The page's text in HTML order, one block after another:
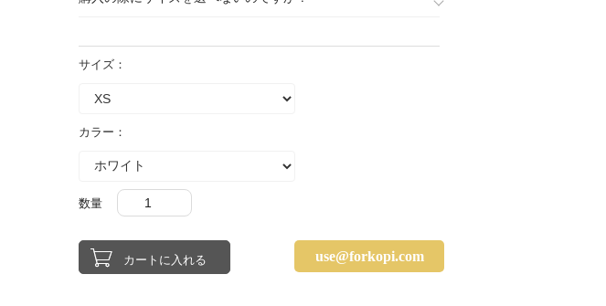
サイズ：
カラー：
数量
use@forkopi.com